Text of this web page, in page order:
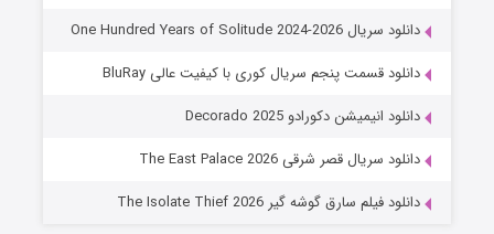
عملیات آپارتمان
قسمت2 (زیرنویس) منتشر شد
دانلود سریال One Hundred Years of Solitude 2024-2026
دانلود قسمت پنجم سریال کوری با کیفیت عالی BluRay
دانلود انیمیشن دکورادو Decorado 2025
دانلود سریال قصر شرقی The East Palace 2026
دانلود فیلم سارق گوشه گیر The Isolate Thief 2026